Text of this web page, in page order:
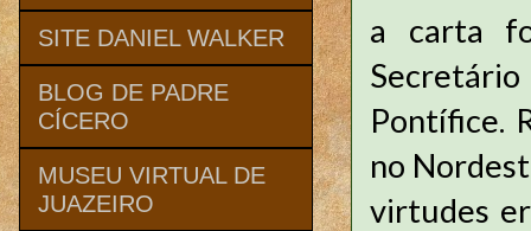
a carta
Pontífice.
no
virtudes
SITE DANIEL WALKER
BLOG DE PADRE
CÍCERO
MUSEU VIRTUAL DE
JUAZEIRO